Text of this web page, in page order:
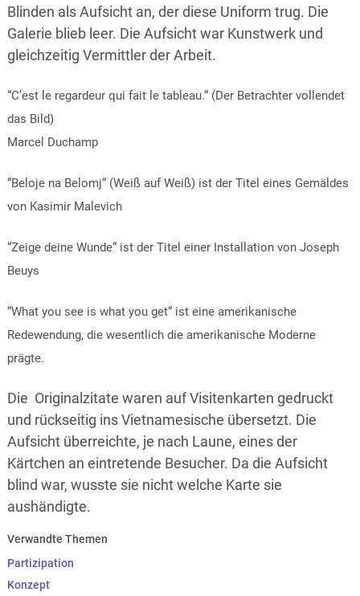
Blinden als Aufsicht an, der diese Uniform trug. Die
Galerie blieb leer. Die Aufsicht war Kunstwerk und
gleichzeitig Vermittler der Arbeit.
“C’est le regardeur qui fait le tableau.“ (Der Betrachter vollendet
das Bild)
Marcel Duchamp
“Beloje na Belomj“ (Weiß auf Weiß) ist der Titel eines Gemäldes
von Kasimir Malevich
“Zeige deine Wunde“ ist der Titel einer Installation von Joseph
Beuys
“What you see is what you get“ ist eine amerikanische
Redewendung, die wesentlich die amerikanische Moderne
prägte.
Die Originalzitate waren auf Visitenkarten gedruckt
und rückseitig ins Vietnamesische übersetzt. Die
Aufsicht überreichte, je nach Laune, eines der
Kärtchen an eintretende Besucher. Da die Aufsicht
blind war, wusste sie nicht welche Karte sie
aushändigte.
Verwandte Themen
Partizipation
Konzept